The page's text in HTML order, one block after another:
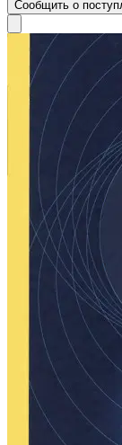
Сообщить о